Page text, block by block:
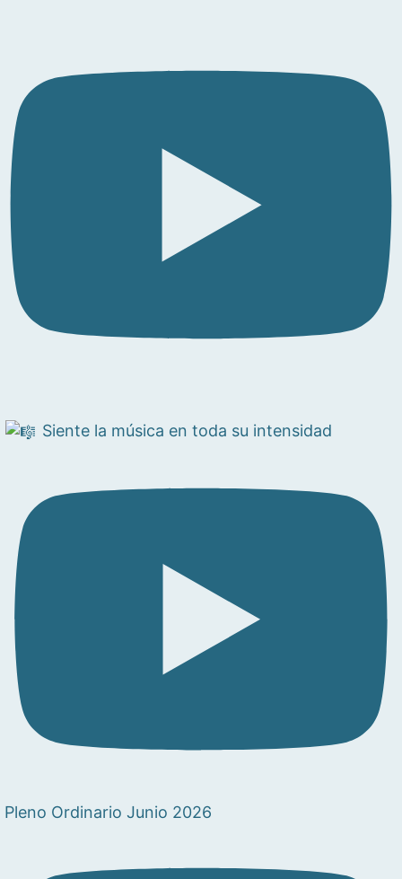
Siente la música en toda su intensidad
Pleno Ordinario Junio 2026